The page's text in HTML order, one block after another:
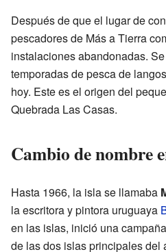
Después de que el lugar de
pescadores de Más a Tierra
instalaciones abandonadas.
temporadas de pesca de
hoy. Este es el origen del
Quebrada Las Casas.
Cambio de nombre
Hasta 1966, la isla se llamaba
la escritora y pintora uruguaya
en las islas, inició una
de las dos islas principales del